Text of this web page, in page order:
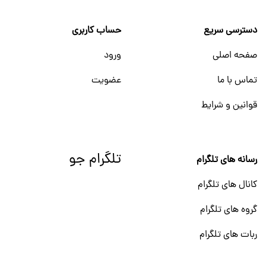
دسترسی سریع
صفحه اصلی
تماس با ما
قوانین و شرایط
حساب کاربری
ورود
عضویت
رسانه های تلگرام
کانال های تلگرام
گروه های تلگرام
ربات های تلگرام
تلگرام جو